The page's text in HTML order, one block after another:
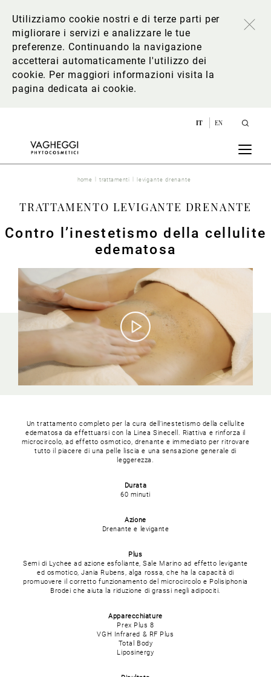
Utilizziamo cookie nostri e di terze parti per
migliorare i servizi e analizzare le tue
preferenze. Continuando la navigazione
accetterai automaticamente l'utilizzo dei
cookie. Per maggiori informazioni visita la
pagina dedicata ai cookie.
IT EN
home trattamenti levigante drenante
TRATTAMENTO LEVIGANTE DRENANTE
Contro l’inestetismo della cellulite
edematosa
Un trattamento completo per la cura dell’inestetismo della cellulite
edematosa da effettuarsi con la Linea Sinecell. Riattiva e rinforza il
microcircolo, ad effetto osmotico, drenante e immediato per ritrovare
tutto il piacere di una pelle liscia e una sensazione generale di
leggerezza.
Durata
60 minuti
Azione
Drenante e levigante
Plus
Semi di Lychee ad azione esfoliante, Sale Marino ad effetto levigante
ed osmotico, Jania Rubens, alga rossa, che ha la capacità di
promuovere il corretto funzionamento del microcircolo e Polisiphonia
Brodei che aiuta la riduzione di grassi negli adipociti.
Apparecchiature
Prex Plus 8
VGH Infrared & RF Plus
Total Body
Liposinergy